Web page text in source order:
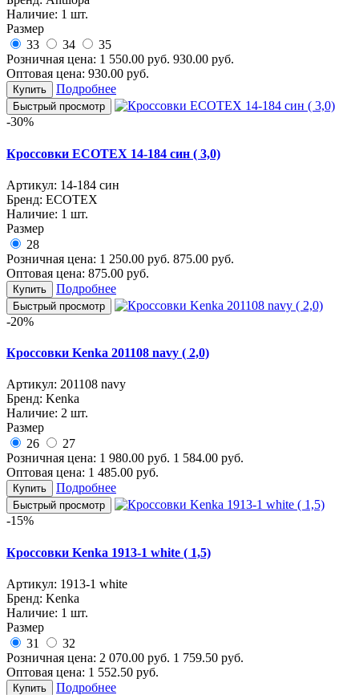
Наличие: 1 шт.
Размер
33
34
35
Розничная цена: 1 550.00 руб. 930.00 руб.
Оптовая цена: 930.00 руб.
Купить Подробнее
Быстрый просмотр
-30%
Кроссовки ECOTEX 14-184 син ( 3,0)
Артикул: 14-184 син
Бренд: ECOTEX
Наличие: 1 шт.
Размер
28
Розничная цена: 1 250.00 руб. 875.00 руб.
Оптовая цена: 875.00 руб.
Купить Подробнее
Быстрый просмотр
-20%
Кроссовки Kenka 201108 navy ( 2,0)
Артикул: 201108 navy
Бренд: Kenka
Наличие: 2 шт.
Размер
26
27
Розничная цена: 1 980.00 руб. 1 584.00 руб.
Оптовая цена: 1 485.00 руб.
Купить Подробнее
Быстрый просмотр
-15%
Кроссовки Kenka 1913-1 white ( 1,5)
Артикул: 1913-1 white
Бренд: Kenka
Наличие: 1 шт.
Размер
31
32
Розничная цена: 2 070.00 руб. 1 759.50 руб.
Оптовая цена: 1 552.50 руб.
Купить Подробнее